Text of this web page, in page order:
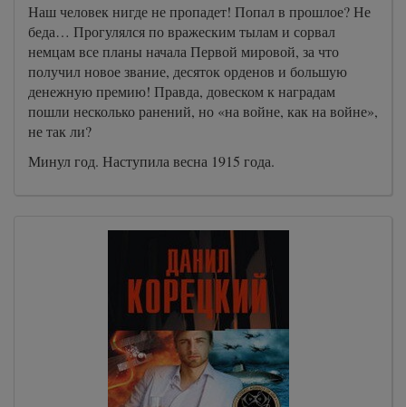
Наш человек нигде не пропадет! Попал в прошлое? Не
беда… Прогулялся по вражеским тылам и сорвал
немцам все планы начала Первой мировой, за что
получил новое звание, десяток орденов и большую
денежную премию! Правда, довеском к наградам
пошли несколько ранений, но «на войне, как на войне»,
не так ли?
Минул год. Наступила весна 1915 года.